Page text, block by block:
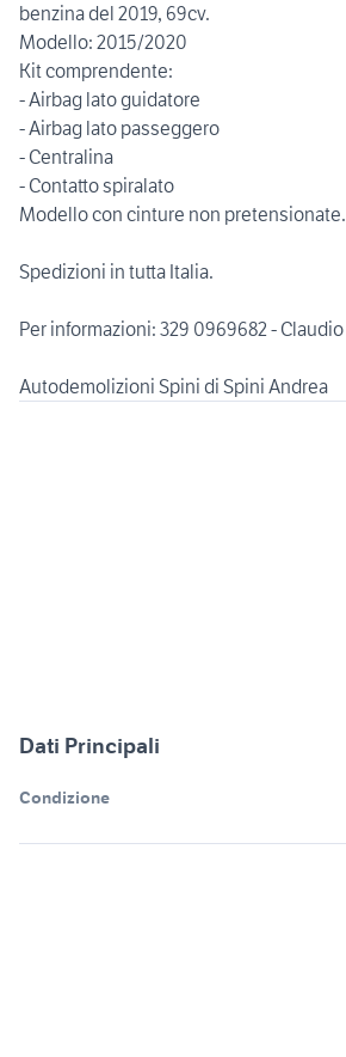
benzina del 2019, 69cv.
Modello: 2015/2020
Kit comprendente:
- Airbag lato guidatore
- Airbag lato passeggero
- Centralina
- Contatto spiralato
Modello con cinture non pretensionate.
Spedizioni in tutta Italia.
Per informazioni: 329 0969682 - Claudio
Dati Principali
Condizione